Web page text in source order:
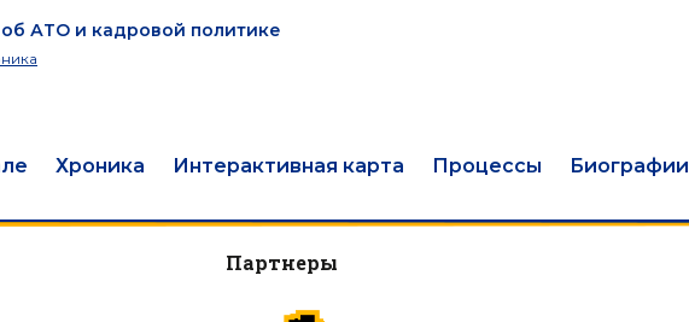
АТО и кадровой политике
Хроника Интерактивная карта Процессы Биографии
Партнеры